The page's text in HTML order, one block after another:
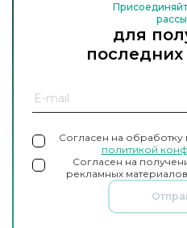
для
последних
Согласен на обработку
политикой
Согласен на
рекламных